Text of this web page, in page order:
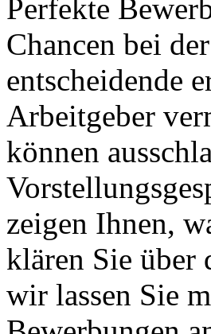
Perfekte
Chancen bei
entscheidende
Arbeitgeber
können
zeigen Ihnen,
klären Sie über
wir lassen Sie